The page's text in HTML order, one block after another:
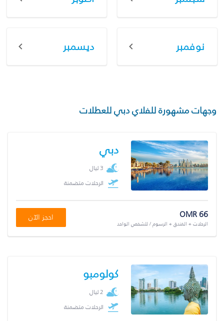
نوفمبر ديسمبر
وجهات مشهورة للفلاي دبي للعطلات
دبي
3 ليال
الرحلات متضمنة
OMR 66
الرحلات + الفندق + الرسوم / للشخص الواحد
احجز الآن
كولومبو
2 ليال
الرحلات متضمنة